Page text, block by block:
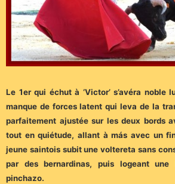
Le 1er qui échut à ‘Victor’ s’avéra noble
manque de forces latent qui leva de la
parfaitement ajustée sur les deux bords
tout en quiétude, allant à más avec un
jeune saintois subit une voltereta sans
par des bernardinas, puis logeant
pinchazo.